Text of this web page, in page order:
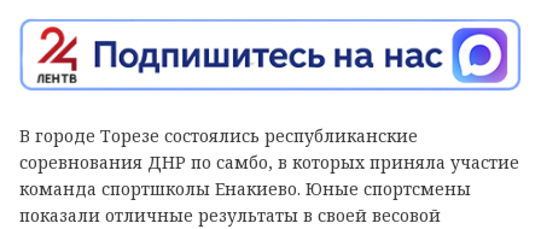
В городе Торезе состоялись республиканские
соревнования ДНР по самбо, в которых приняла участие
команда спортшколы Енакиево. Юные спортсмены
показали отличные результаты в своей весовой